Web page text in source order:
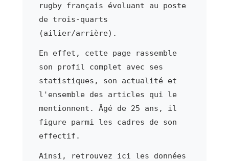
rugby français évoluant au poste
de trois-quarts
(ailier/arrière).
En effet, cette page rassemble
son profil complet avec ses
statistiques, son actualité et
l'ensemble des articles qui le
mentionnent. Âgé de 25 ans, il
figure parmi les cadres de son
effectif.
Ainsi, retrouvez ici les données